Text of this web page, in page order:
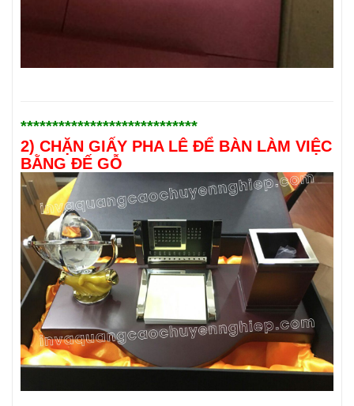
****************************
2) CHẶN GIẤY PHA LÊ ĐỂ BÀN LÀM VIỆC
BẰNG ĐẾ GỖ